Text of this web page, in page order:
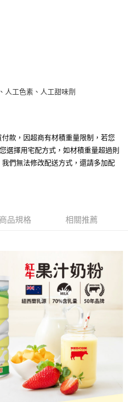
後才付款」的支付方式。 讓您購物簡單
卡、不需儲值。
後付」後，將跳轉至「AFTEE先享後付」
點擊此簡訊中的連結，可透過四大超商／
立刻繳費，但若您需要取消訂單，請聯絡
消之訂單仍視為有效，需透過AFTEE先享
後付 」之結帳頁面顯示為準，若有關於
款等相關疑問，請聯繫「AFTEE先享後付
support/home
提供之「AFTEE先享後付」服務完成之交
個人資料，並將交易相關給付款項請求債
覽以下網址：
定代理人或監護人之同意方可使用
申辦者引起之損失，本公司不負相關責
上)免運費
上)免運費
上)免運費
人工色素、人工甜味劑
款，因超商有材積重量限制，若您
選擇用宅配方式，如材積重量超過則
們無法修改配送方式，還請多加配
商品規格 相關推薦